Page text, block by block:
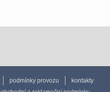
podmínky provozu
kontakty